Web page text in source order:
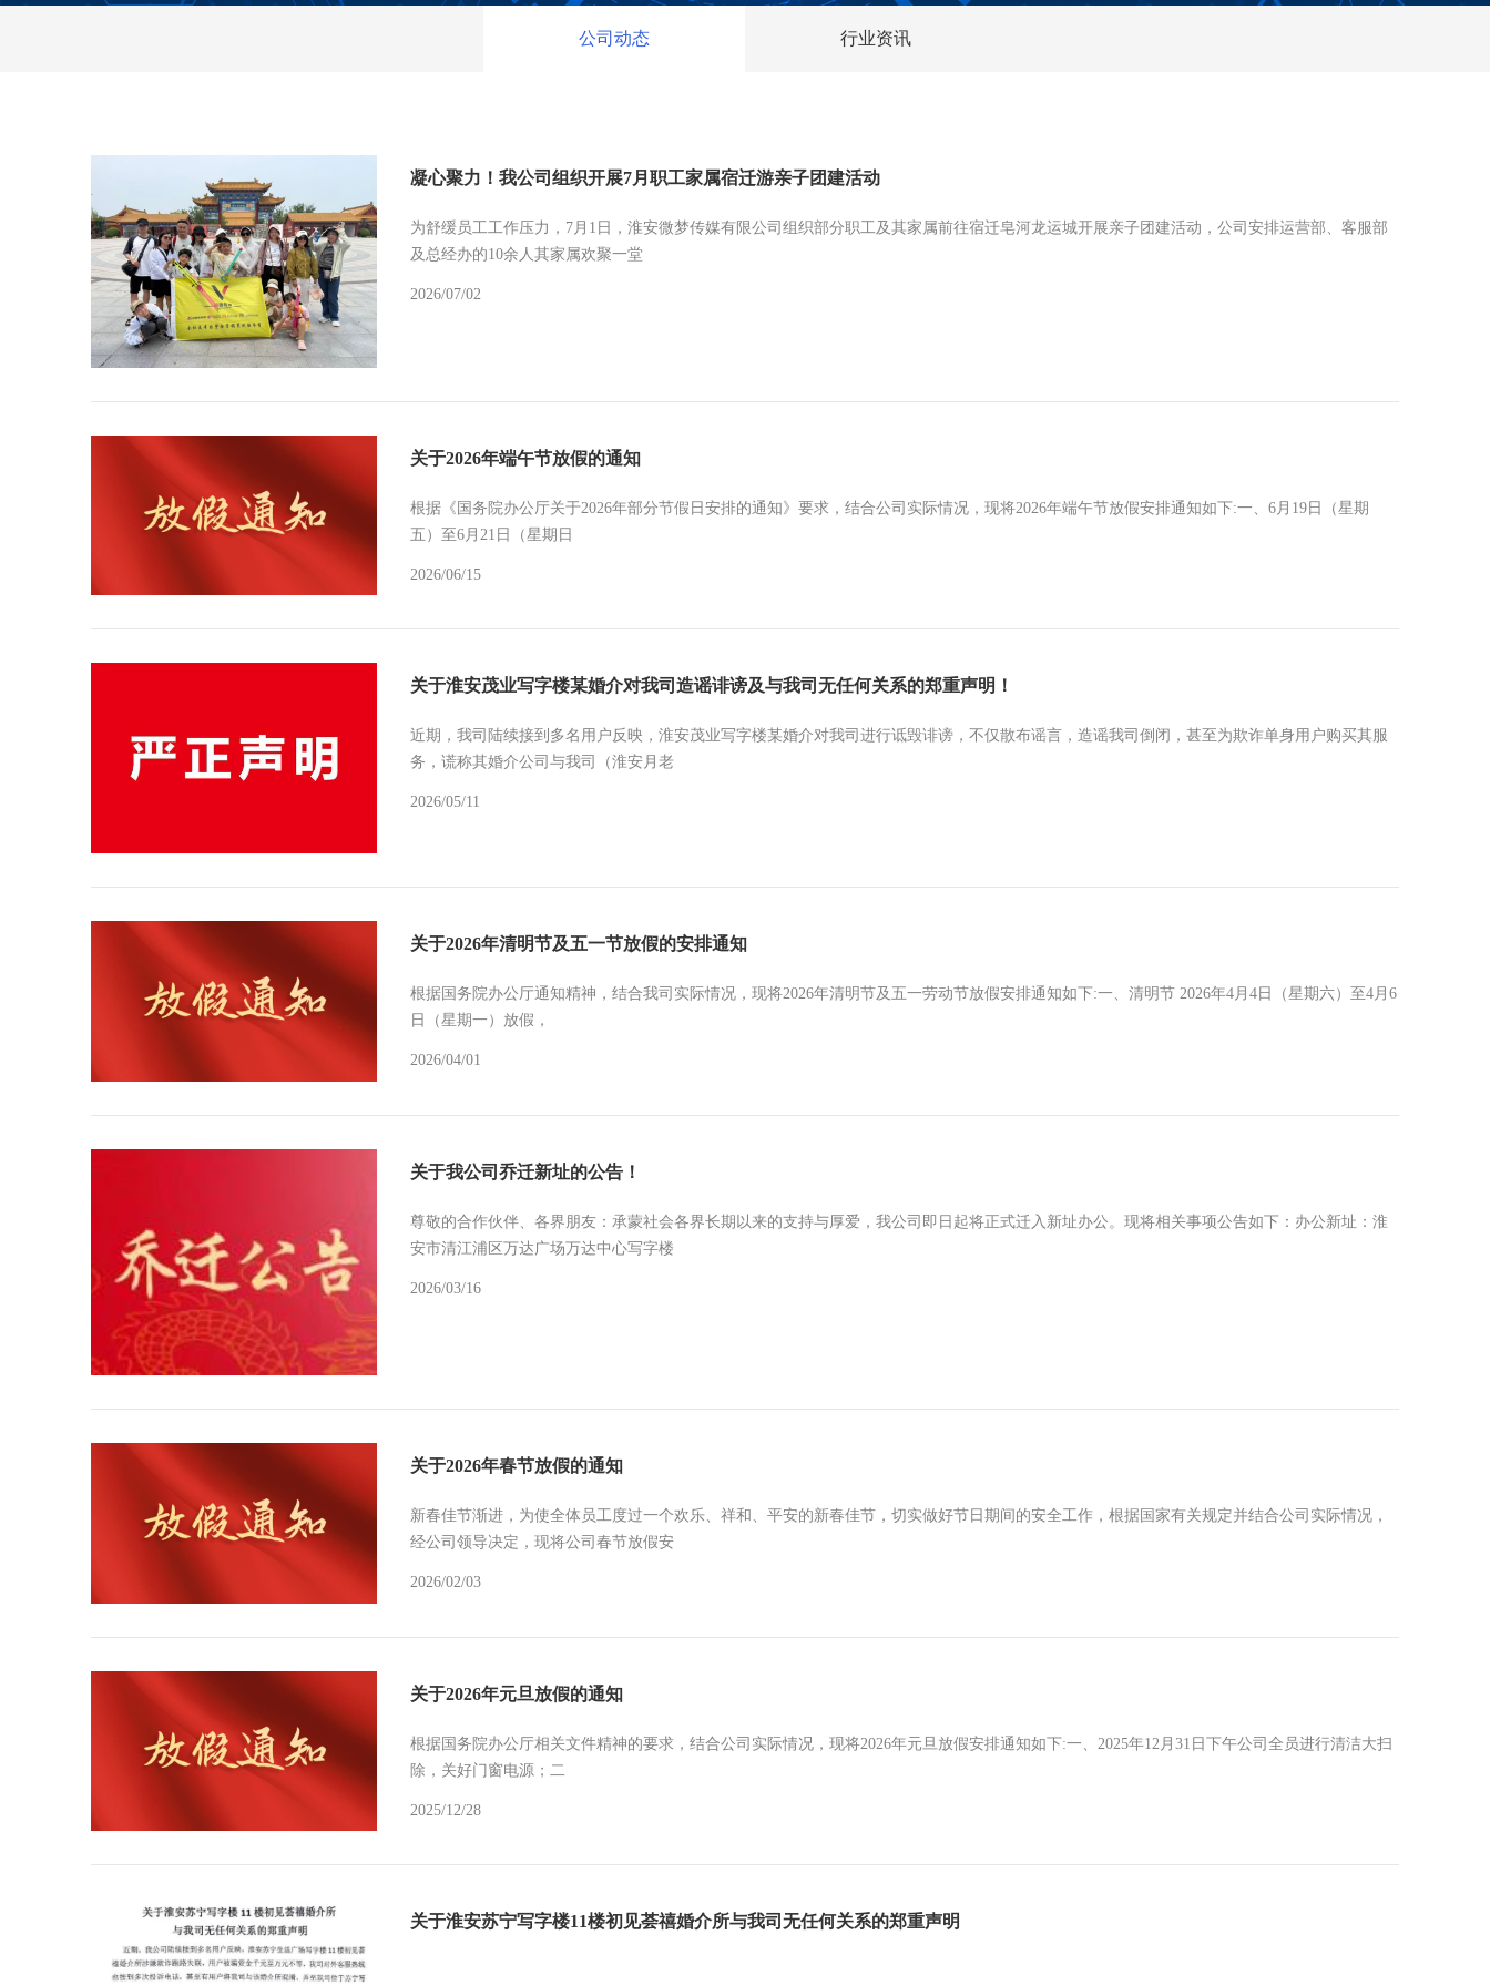
公司动态 行业资讯
凝心聚力！我公司组织开展7月职工家属宿迁游亲子团建活动
为舒缓员工工作压力，7月1日，淮安微梦传媒有限公司组织部分职工及其家属前往宿迁皂河龙运城开展亲子团建活动，公司安排运营部、客服部
及总经办的10余人其家属欢聚一堂
2026/07/02
关于2026年端午节放假的通知
根据《国务院办公厅关于2026年部分节假日安排的通知》要求，结合公司实际情况，现将2026年端午节放假安排通知如下:一、6月19日（星期
五）至6月21日（星期日
2026/06/15
关于淮安茂业写字楼某婚介对我司造谣诽谤及与我司无任何关系的郑重声明！
近期，我司陆续接到多名用户反映，淮安茂业写字楼某婚介对我司进行诋毁诽谤，不仅散布谣言，造谣我司倒闭，甚至为欺诈单身用户购买其服
务，谎称其婚介公司与我司（淮安月老
2026/05/11
关于2026年清明节及五一节放假的安排通知
根据国务院办公厅通知精神，结合我司实际情况，现将2026年清明节及五一劳动节放假安排通知如下:一、清明节 2026年4月4日（星期六）至4月6
日（星期一）放假，
2026/04/01
关于我公司乔迁新址的公告！
尊敬的合作伙伴、各界朋友：承蒙社会各界长期以来的支持与厚爱，我公司即日起将正式迁入新址办公。现将相关事项公告如下：办公新址：淮
安市清江浦区万达广场万达中心写字楼
2026/03/16
关于2026年春节放假的通知
新春佳节渐进，为使全体员工度过一个欢乐、祥和、平安的新春佳节，切实做好节日期间的安全工作，根据国家有关规定并结合公司实际情况，
经公司领导决定，现将公司春节放假安
2026/02/03
关于2026年元旦放假的通知
根据国务院办公厅相关文件精神的要求，结合公司实际情况，现将2026年元旦放假安排通知如下:一、2025年12月31日下午公司全员进行清洁大扫
除，关好门窗电源；二
2025/12/28
关于淮安苏宁写字楼11楼初见荟禧婚介所与我司无任何关系的郑重声明